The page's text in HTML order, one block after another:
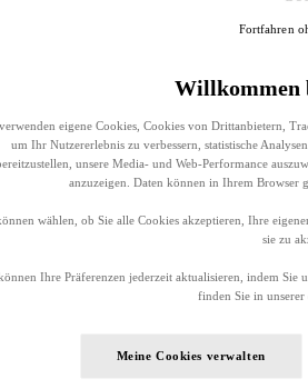
Willkommen
eigene Cookies, Cookies von Drittanbietern,
um Ihr Nutzererlebnis zu verbessern, statistische
unsere Media- und Web-Performance
anzuzeigen. Daten können in Ihrem Browser
wählen, ob Sie alle Cookies akzeptieren, Ihre
sie zu
Ihre Präferenzen jederzeit aktualisieren, indem Sie
finden Sie in unserer
Meine Cookies verwalten
Fortfahren